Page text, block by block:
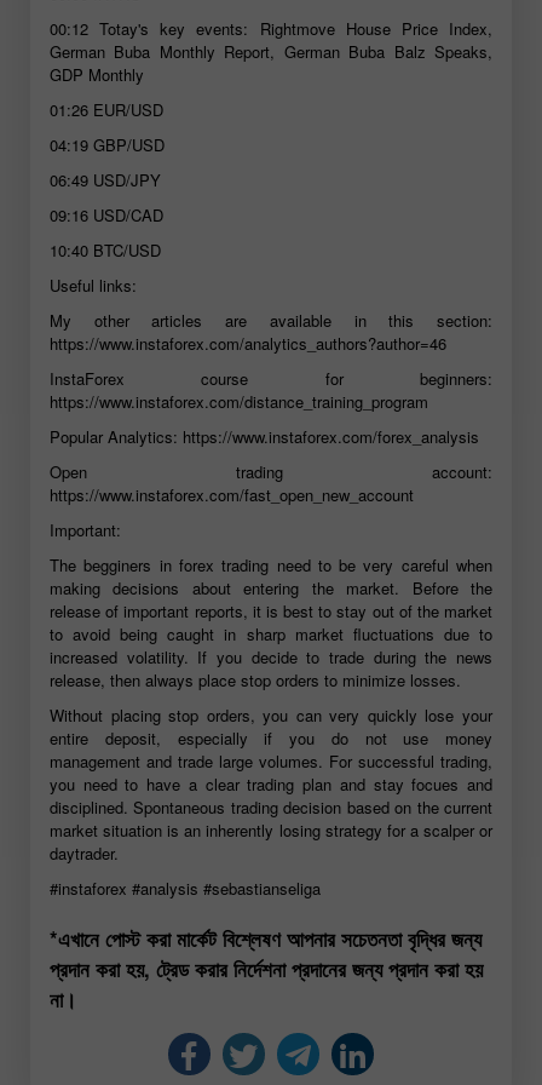
00:12 Totay's key events: Rightmove House Price Index,
German Buba Monthly Report, German Buba Balz Speaks,
GDP Monthly
01:26 EUR/USD
04:19 GBP/USD
06:49 USD/JPY
09:16 USD/CAD
10:40 BTC/USD
Useful links:
My other articles are available in this section:
https://www.instaforex.com/analytics_authors?author=46
InstaForex course for beginners:
https://www.instaforex.com/distance_training_program
Popular Analytics: https://www.instaforex.com/forex_analysis
Open trading account:
https://www.instaforex.com/fast_open_new_account
Important:
The begginers in forex trading need to be very careful when
making decisions about entering the market. Before the
release of important reports, it is best to stay out of the market
to avoid being caught in sharp market fluctuations due to
increased volatility. If you decide to trade during the news
release, then always place stop orders to minimize losses.
Without placing stop orders, you can very quickly lose your
entire deposit, especially if you do not use money
management and trade large volumes. For successful trading,
you need to have a clear trading plan and stay focues and
disciplined. Spontaneous trading decision based on the current
market situation is an inherently losing strategy for a scalper or
daytrader.
#instaforex #analysis #sebastianseliga
*এখানে পোস্ট করা মার্কেট বিশ্লেষণ আপনার সচেতনতা বৃদ্ধির জন্য
প্রদান করা হয়, ট্রেড করার নির্দেশনা প্রদানের জন্য প্রদান করা হয়
না।